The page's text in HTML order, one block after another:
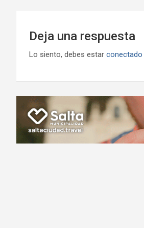
Deja una respuesta
Lo siento, debes estar conectado